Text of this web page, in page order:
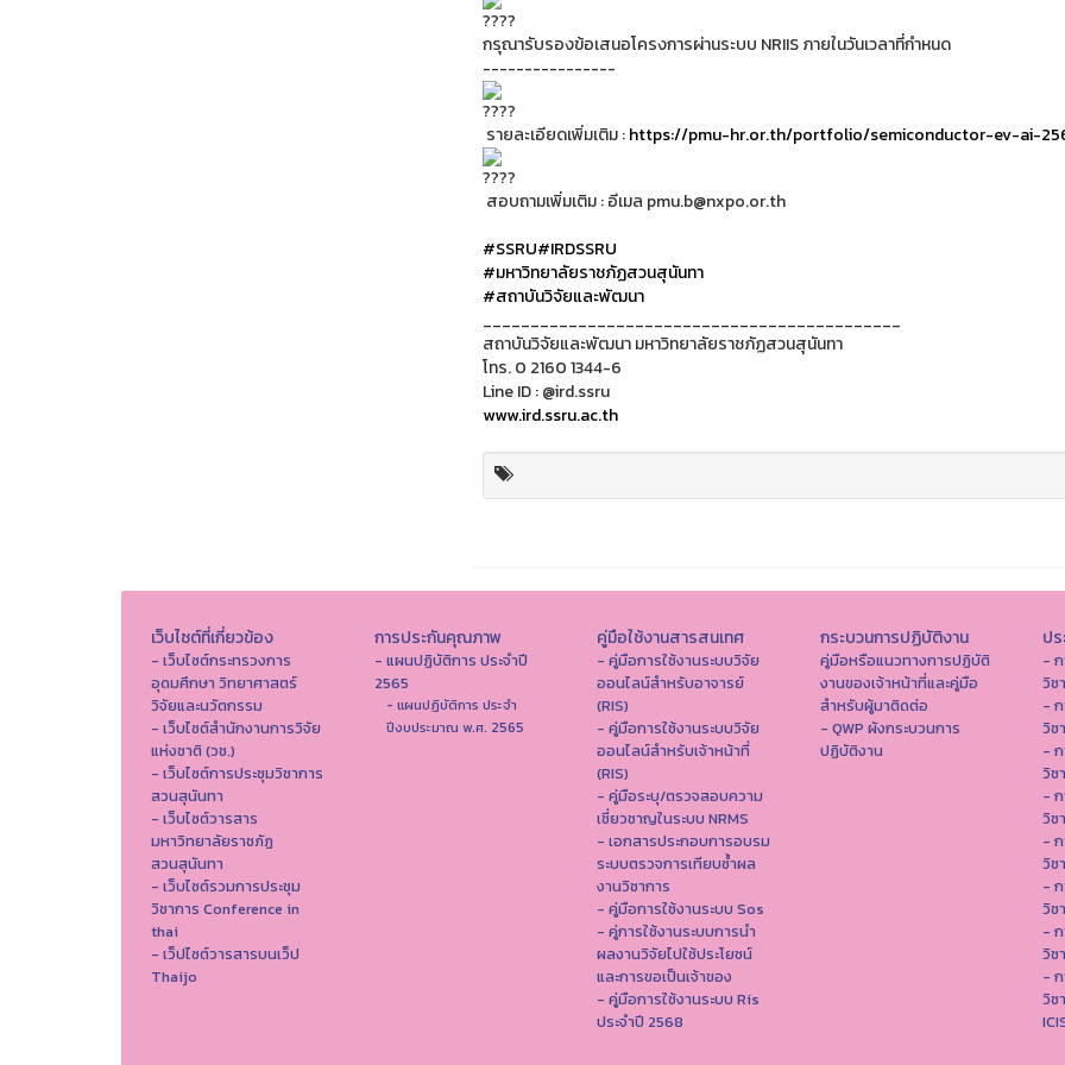
กรุณารับรองข้อเสนอโครงการผ่านระบบ NRIIS ภายในวันเวลาที่กำหนด
----------------
รายละเอียดเพิ่มเติม :https://pmu-hr.or.th/portfolio/semiconductor-ev-ai-
สอบถามเพิ่มเติม : อีเมล pmu.b@nxpo.or.th
#SSRU#IRDSSRU
#มหาวิทยาลัยราชภัฏสวนสุนันทา
#สถาบันวิจัยและพัฒนา
____________________________________________
สถาบันวิจัยและพัฒนา มหาวิทยาลัยราชภัฏสวนสุนันทา
โทร. 0 2160 1344-6
Line ID : @ird.ssru
www.ird.ssru.ac.th
เว็บไซต์ที่เกี่ยวข้อง
- เว็บไซต์กระทรวงการ
อุดมศึกษา วิทยาศาสตร์
วิจัยและนวัตกรรม
- เว็บไซต์สำนักงานการวิจัย
แห่งชาติ (วช.)
- เว็บไซต์การประชุมวิชาการ
สวนสุนันทา
- เว็บไซต์วารสาร
มหาวิทยาลัยราชภัฏ
สวนสุนันทา
- เว็บไซต์รวมการประชุม
วิชาการ Conference in
thai
- เว็ปไซต์วารสารบนเว็ป
Thaijo
การประกันคุณภาพ
- แผนปฏิบัติการ ประจำปี
2565
- แผนปฏิบัติการ ประจำ
ปีงบประมาณ พ.ศ. 2565
คู่มือใช้งานสารสนเทศ
- คู่มือการใช้งานระบบวิจัย
ออนไลน์สำหรับอาจารย์
(RIS)
- คู่มือการใช้งานระบบวิจัย
ออนไลน์สำหรับเจ้าหน้าที่
(RIS)
- คู่มือระบุ/ตรวจสอบความ
เชี่ยวชาญในระบบ NRMS
- เอกสารประกอบการอบรม
ระบบตรวจการเทียบซ้ำผล
งานวิชาการ
- คู่มือการใช้งานระบบ Sos
- คู่การใช้งานระบบการนำ
ผลงานวิจัยไปใช้ประโยชน์
และการขอเป็นเจ้าของ
- คู่มือการใช้งานระบบ Ris
ประจำปี 2568
กระบวนการปฏิบัติงาน
คู่มือหรือแนวทางการปฏิบัติ
งานของเจ้าหน้าที่และคู่มือ
สำหรับผู้มาติดต่อ
- QWP ผังกระบวนการ
ปฏิบัติงาน
ป
-
วิช
-
วิช
-
วิช
-
วิช
-
วิช
-
วิช
-
วิช
-
วิช